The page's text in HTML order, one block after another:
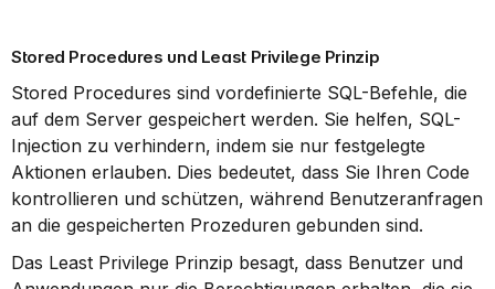
Stored Procedures und Least Privilege Prinzip
Stored Procedures sind vordefinierte SQL-Befehle, die
auf dem Server gespeichert werden. Sie helfen, SQL-
Injection zu verhindern, indem sie nur festgelegte
Aktionen erlauben. Dies bedeutet, dass Sie Ihren Code
kontrollieren und schützen, während Benutzeranfragen
an die gespeicherten Prozeduren gebunden sind.
Das Least Privilege Prinzip besagt, dass Benutzer und